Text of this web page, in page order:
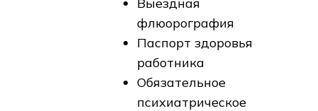
флюорография
Паспорт здоровья
работника
Обязательное
психиатрическое